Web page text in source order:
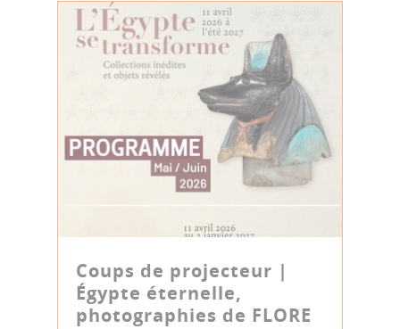
Coups de projecteur |
Égypte éternelle,
photographies de FLORE